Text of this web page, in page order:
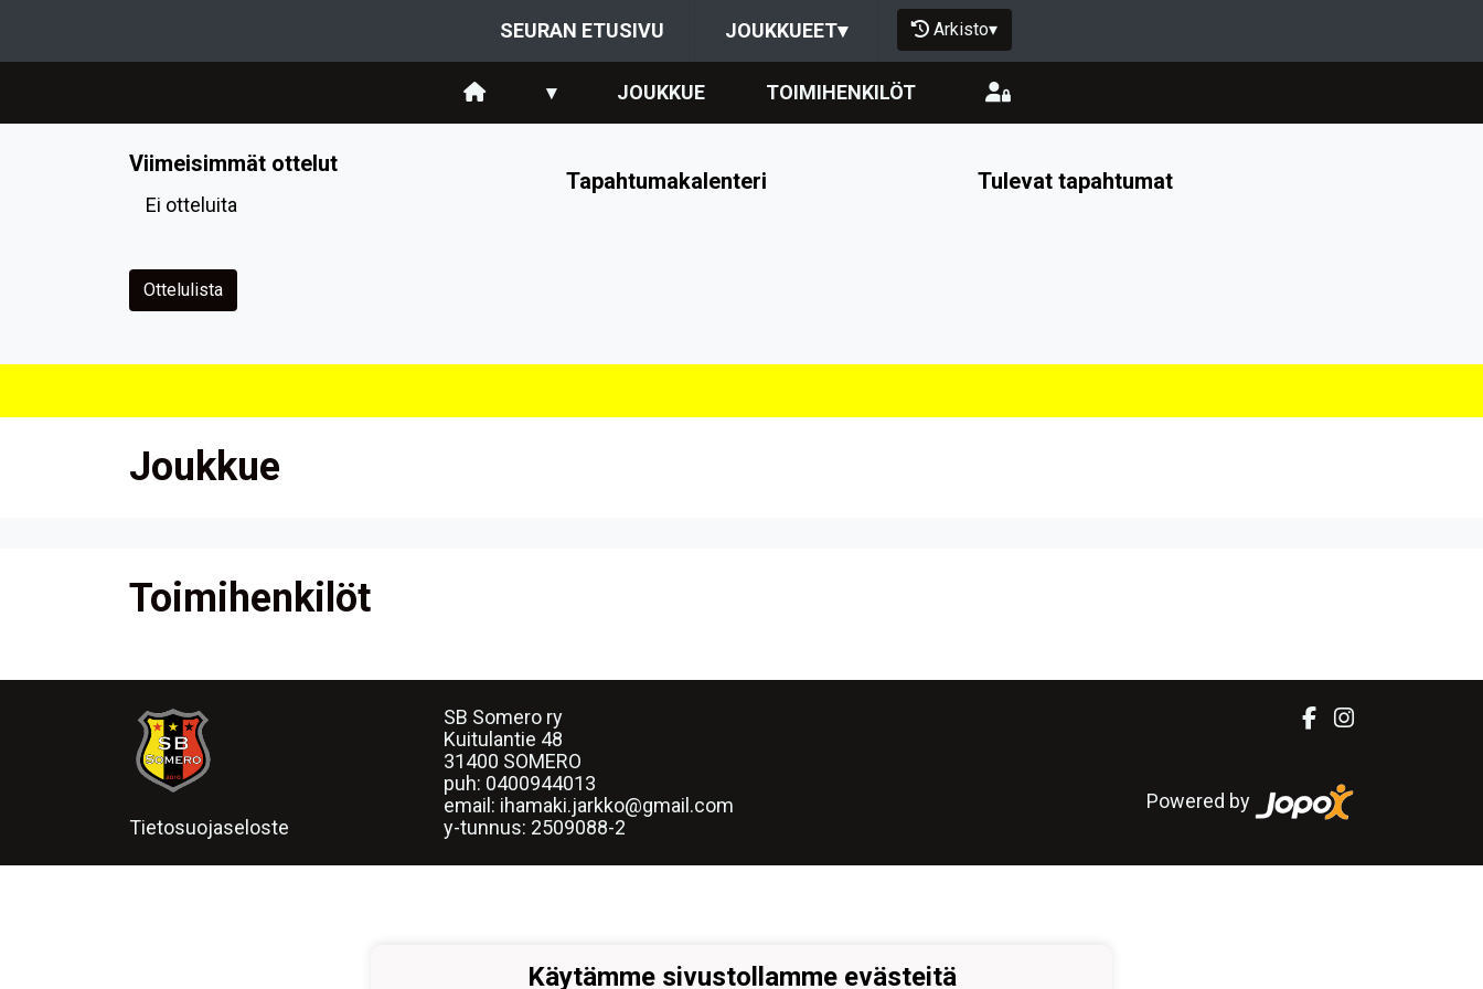
SEURAN ETUSIVU JOUKKUEET▾ Arkisto▾
▾ JOUKKUE TOIMIHENKILÖT
Viimeisimmät ottelut
Ei otteluita
Ottelulista
Tapahtumakalenteri Tulevat tapahtumat
Joukkue
Toimihenkilöt
Tietosuojaseloste
SB Somero ry
Kuitulantie 48
31400 SOMERO
puh: 0400944013
email: ihamaki.jarkko@gmail.com
y-tunnus: 2509088-2
Powered by
Käytämme sivustollamme evästeitä